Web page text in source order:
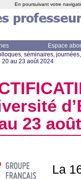
Espace
séminaires,
20 au 23 août 2024
23
La
En poursuivant votre